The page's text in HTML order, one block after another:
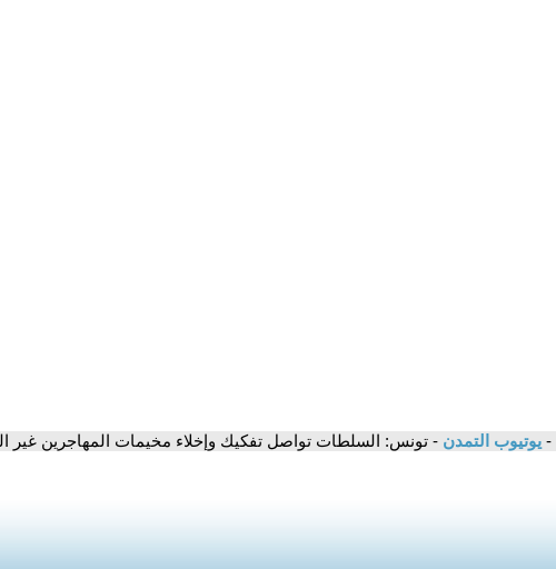
- يوتيوب التمدن - تونس: السلطات تواصل تفكيك وإخلاء مخيمات المهاجرين